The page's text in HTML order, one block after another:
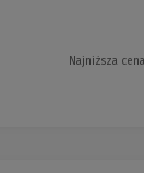
Najniższa